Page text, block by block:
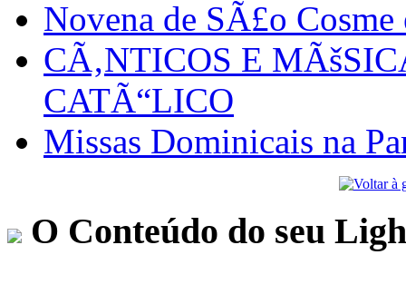
Novena de SÃ£o
CÃ‚NTICOS E
CATÃ“LICO
Missas Dominicais na
O Conteúdo do seu